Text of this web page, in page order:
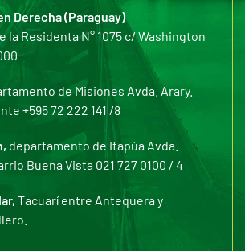
Derecha (Paraguay)
la Residenta N° 1075 c/ Washington
de Misiones Avda. Arary.
+595 72 222 141 /8
departamento de Itapúa Avda.
Buena Vista 021 727 0100 / 4
Tacuarí entre Antequera y